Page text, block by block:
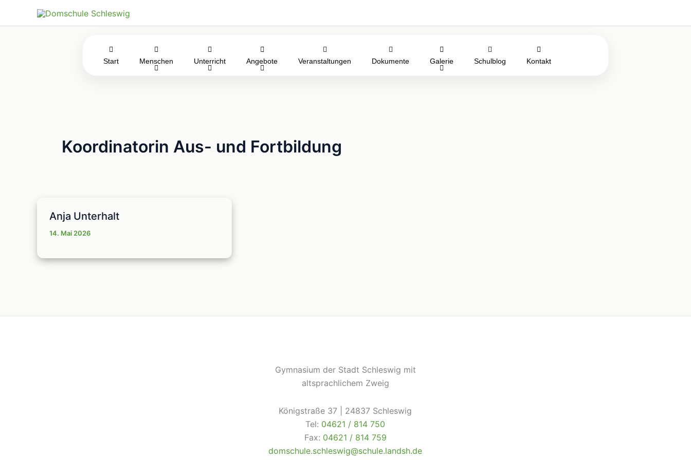
Start Menschen Unterricht Angebote Veranstaltungen Dokumente Galerie Schulblog Kontakt
Koordinatorin Aus- und Fortbildung
Anja Unterhalt
14. Mai 2026
Gymnasium der Stadt Schleswig mit
altsprachlichem Zweig
Königstraße 37 | 24837 Schleswig
Tel: 04621 / 814 750
Fax: 04621 / 814 759
domschule.schleswig@schule.landsh.de